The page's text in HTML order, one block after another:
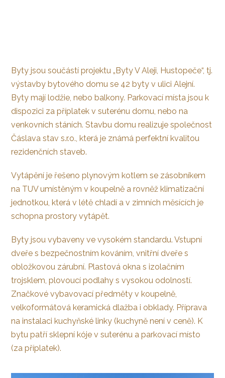
Byty jsou součástí projektu „Byty V Aleji, Hustopeče“, tj.
výstavby bytového domu se 42 byty v ulici Alejní.
Byty mají lodžie, nebo balkony. Parkovací místa jsou k
dispozici za příplatek v suterénu domu, nebo na
venkovních stáních. Stavbu domu realizuje společnost
Čáslava stav s.r.o., která je známá perfektní kvalitou
rezidenčních staveb.
Vytápění je řešeno plynovým kotlem se zásobníkem
na TUV umístěným v koupelně a rovněž klimatizační
jednotkou, která v létě chladí a v zimních měsících je
schopna prostory vytápět.
Byty jsou vybaveny ve vysokém standardu. Vstupní
dveře s bezpečnostním kováním, vnitřní dveře s
obložkovou zárubní. Plastová okna s izolačním
trojsklem, plovoucí podlahy s vysokou odolností.
Značkové vybavovací předměty v koupelně,
velkoformátová keramická dlažba i obklady. Příprava
na instalaci kuchyňské linky (kuchyně není v ceně). K
bytu patří sklepní kóje v suterénu a parkovací místo
(za příplatek).